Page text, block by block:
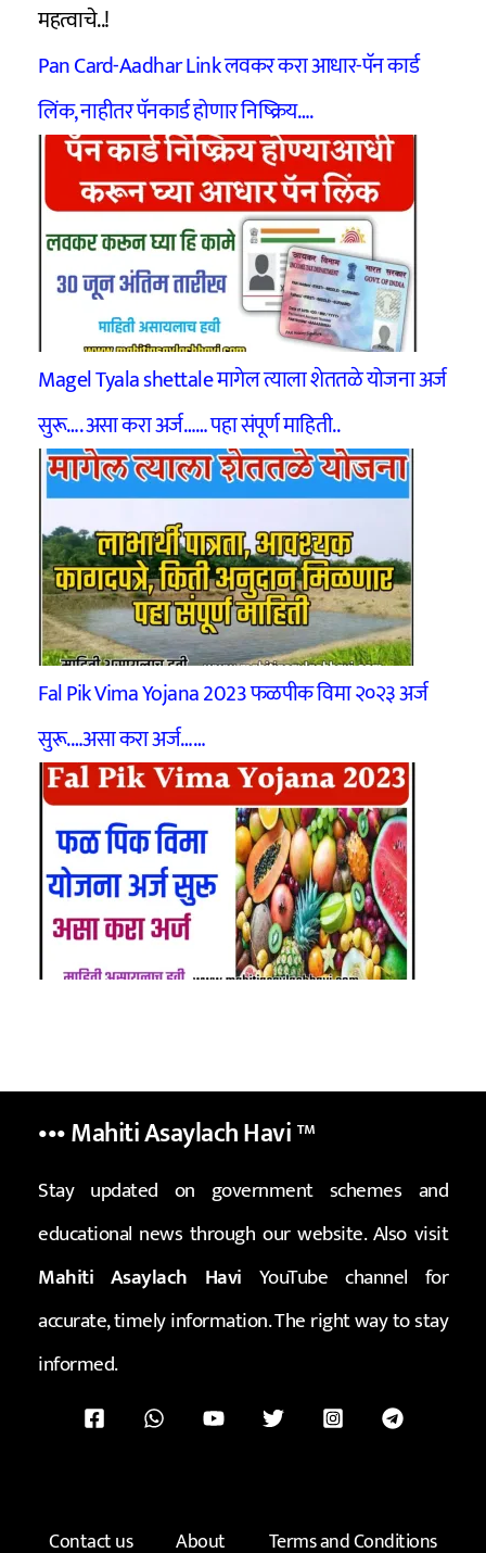
महत्वाचे..!
Pan Card-Aadhar Link लवकर करा आधार-पॅन कार्ड
लिंक, नाहीतर पॅनकार्ड होणार निष्क्रिय….
Magel Tyala shettale मागेल त्याला शेततळे योजना अर्ज
सुरू…. असा करा अर्ज…… पहा संपूर्ण माहिती..
Fal Pik Vima Yojana 2023 फळपीक विमा २०२३ अर्ज
सुरू.…असा करा अर्ज……
••• Mahiti Asaylach Havi™
Stay updated on government schemes and
educational news through our website. Also visit
Mahiti Asaylach Havi YouTube channel for
accurate, timely information. The right way to stay
informed.
Contact us About Terms and Conditions